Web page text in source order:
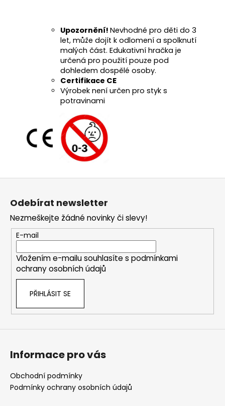
Upozornění! Nevhodné pro děti do 3
let, může dojít k odlomení a spolknutí
malých část. Edukativní hračka je
určená pro použití pouze pod
dohledem dospělé osoby.
Certifikace CE
Výrobek není určen pro styk s
potravinami
Z
Odebírat newsletter
Nezmeškejte žádné novinky či slevy!
E-mail
Vložením e-mailu souhlasíte s podmínkami
ochrany osobních údajů
PŘIHLÁSIT SE
Informace pro vás
Obchodní podmínky
Podmínky ochrany osobních údajů